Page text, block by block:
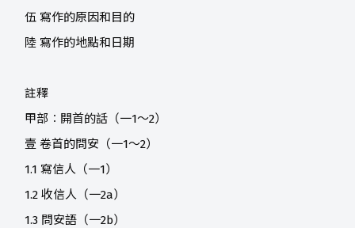
伍 寫作的原因和目的
陸 寫作的地點和日期
註釋
甲部︰開首的話（一1～2）
壹 卷首的問安（一1～2）
1.1 寫信人（一1）
1.2 收信人（一2a）
1.3 問安語（一2b）